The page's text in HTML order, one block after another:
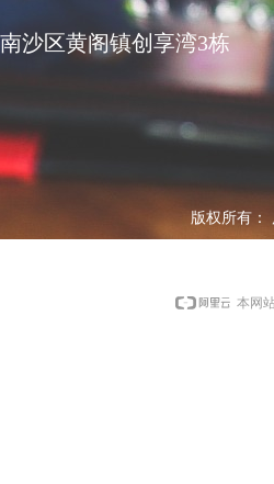
沙区黄阁镇创享湾3栋
版权所有：
本网